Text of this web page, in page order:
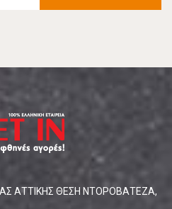
ΑΤΤΙΚΗΣ ΘΕΣΗ ΝΤΟΡΟΒΑΤΕΖΑ,